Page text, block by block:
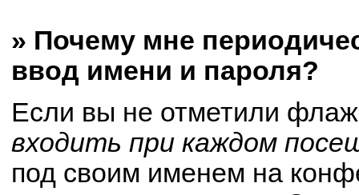
» Почему мне
ввод имени и пароля?
Если вы не отметили
входить при каждом
под своим именем на